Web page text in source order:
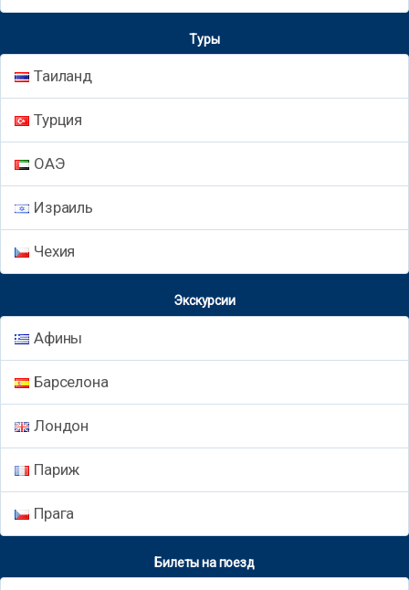
Туры
Таиланд
Турция
ОАЭ
Израиль
Чехия
Экскурсии
Афины
Барселона
Лондон
Париж
Прага
Билеты на поезд